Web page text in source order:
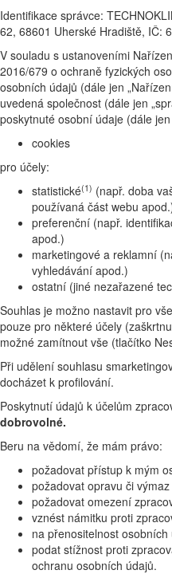
Identifikace správce:
62, 68601 Uherské Hradiště, IČ:
V souladu s ustanoveními
2016/679 o ochraně fyzických
osobních údajů (dále jen
uvedená společnost (dále jen
poskytnuté osobní údaje (dále
cookies
pro účely:
statistické(1) (např. doba
používaná část webu
preferenční (např.
apod.)
marketingové a reklamní
vyhledávání apod.)
ostatní (jiné nezařazené
Souhlas je možno nastavit pro
pouze pro některé účely
možné zamítnout vše (tlačítko
Při udělení souhlasu
docházet k profilování.
Poskytnutí údajů k účelům
dobrovolné.
Beru na vědomí, že mám právo:
požadovat přístup k mým
požadovat opravu či
požadovat omezení
vznést námitku proti
na přenositelnost osobních
podat stížnost proti
ochranu osobních údajů.